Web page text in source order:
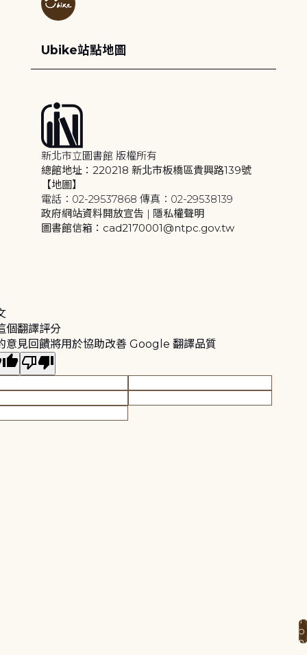
Ubike站點地圖
新北市立圖書館 版權所有
總館地址：220218 新北市板橋區貴興路139號
【地圖】
電話：02-29537868 傳真：02-29538139
政府網站資料開放宣告 | 隱私權聲明
圖書館信箱：cad2170001@ntpc.gov.tw
個翻譯評分
意見回饋將用於協助改善 Google 翻譯品質